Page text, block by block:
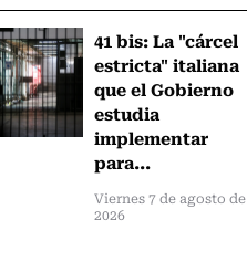
41 bis: La "cárcel
estricta" italiana
que el Gobierno
estudia
implementar
para...
Viernes 7 de agosto de
2026